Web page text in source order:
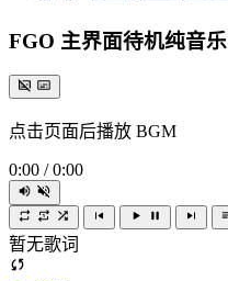
FGO 主界面待机纯音乐
点击页面后播放 BGM
0:00 / 0:00
暂无歌词